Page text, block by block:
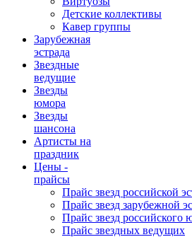
Детские коллективы
Кавер группы
Зарубежная
эстрада
Звездные
ведущие
Звезды
юмора
Звезды
шансона
Артисты на
праздник
Цены -
прайсы
Прайс звезд российской
Прайс звезд зарубежной
Прайс звезд российского
Прайс звездных ведущих